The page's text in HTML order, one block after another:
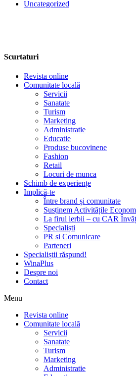
Uncategorized
Scurtaturi
Revista online
Comunitate locală
Servicii
Sanatate
Turism
Marketing
Administratie
Educatie
Produse bucovinene
Fashion
Retail
Locuri de munca
Schimb de experiențe
Implică-te
Între brand și comunitate
Susținem Activitățile
La firul ierbii – cu CAR
Specialiști
PR si Comunicare
Parteneri
Specialiștii răspund!
WinaPlus
Despre noi
Contact
Menu
Revista online
Comunitate locală
Servicii
Sanatate
Turism
Marketing
Administratie